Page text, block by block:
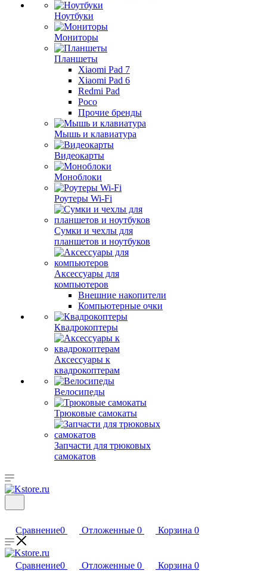
Ноутбуки
Мониторы
Планшеты
Xiaomi Pad 7
Xiaomi Pad 6
Redmi Pad
Poco
Прочие бренды
Мышь и клавиатура
Видеокарты
Моноблоки
Роутеры Wi-Fi
Сумки и чехлы для
планшетов и ноутбуков
Аксессуары для
компьютеров
Внешние накопители
Компьютерные очки
Квадрокоптеры
Аксессуары к
квадрокоптерам
Велосипеды
Трюковые самокаты
Запчасти для трюковых
самокатов
Сравнение0 Отложенные 0 Корзина 0
Сравнение0 Отложенные 0 Корзина 0